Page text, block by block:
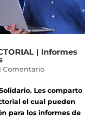
| Informes
Comentario
Les comparto
el cual pueden
para los informes de